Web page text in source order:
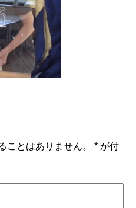
ことはありません。 *が付